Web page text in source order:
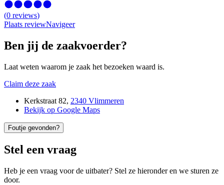
(0 reviews)
Plaats reviewNavigeer
Ben jij de zaakvoerder?
Laat weten waarom je zaak het bezoeken waard is.
Claim deze zaak
Kerkstraat 82, 2340 Vlimmeren
Bekijk op Google Maps
Foutje gevonden?
Stel een vraag
Heb je een vraag voor de uitbater? Stel ze hieronder en we sturen ze
door.